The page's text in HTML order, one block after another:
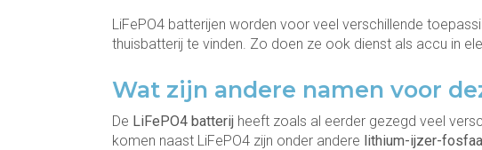
LiFePO4 batterijen worden voor veel verschillende
thuisbatterij te vinden. Zo doen ze ook dienst als accu in
Wat zijn andere namen voor
De LiFePO4 batterij heeft zoals al eerder gezegd veel
komen naast LiFePO4 zijn onder andere lithium-ijzer-